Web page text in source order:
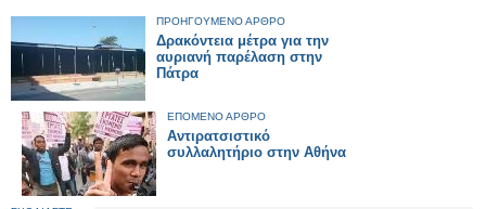
ΠΡΟΗΓΟΥΜΕΝΟ ΑΡΘΡΟ
Δρακόντεια μέτρα για την
αυριανή παρέλαση στην
Πάτρα
ΕΠΟΜΕΝΟ ΑΡΘΡΟ
Αντιρατσιστικό
συλλαλητήριο στην Αθήνα